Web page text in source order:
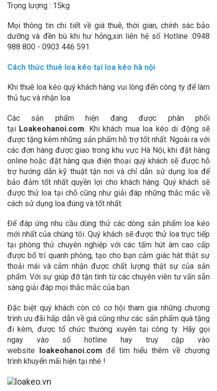
Trọng lượng : 15kg
Mọi thông tin chi tiết về giá thuê, thời gian, chính sác bảo
dưỡng và đền bù khi hư hỏng,xin liên hệ số Hotline :0948
988 800 - 0903 446 591
Cách thức thuê loa kéo tại loa kéo hà nội
Khi thuê loa kéo quý khách hàng vui lòng đến công ty để làm
thủ tục và nhận loa
Các sản phẩm hiện đang được phân phối
tại Loakeohanoi.com. Khi khách mua loa kéo di động sẽ
được tặng kèm những sản phẩm hỗ trợ tốt nhất. Ngoài ra với
các đơn hàng được giao trong khu vực Hà Nội, khi đặt hàng
online hoặc đặt hàng qua điện thoại quý khách sẽ được hỗ
trợ hướng dẫn kỹ thuật tận nơi và chỉ dẫn sử dụng loa để
bảo đảm tốt nhất quyền lợi cho khách hàng. Quý khách sẽ
được thử loa tại chỗ cũng như giải đáp những thắc mắc về
cách sử dụng loa đúng và tốt nhất.
Để đáp ứng nhu cầu dùng thử các dòng sản phẩm loa kéo
mới nhất của chúng tôi. Quý khách sẽ được thử loa trực tiếp
tại phòng thử chuyên nghiệp với các tấm hút âm cao cấp
được bố trí quanh phòng, tạo cho bạn cảm giác hát thật sự
thoải mái và cảm nhận được chất lượng thật sự của sản
phẩm. Với sự giúp đỡ tận tình từ các chuyên viên tư vấn sẵn
sàng giải đáp mọi thắc mắc của bạn.
Đặc biệt quý khách còn có cơ hội tham gia những chương
trình ưu đãi hấp dẫn về giá cũng như các sản phẩm quà tặng
đi kèm, được tổ chức thường xuyên tại công ty. Hãy gọi
ngay vào số hotline hay truy cập vào
website loakeohanoi.com để tìm hiểu thêm về chương
trình khuyến mãi hiện tại nhé !